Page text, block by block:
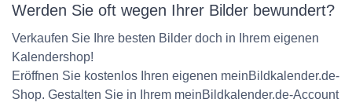
Werden Sie oft wegen Ihrer Bilder bewundert?
Verkaufen Sie Ihre besten Bilder doch in Ihrem eigenen
Kalendershop!
Eröffnen Sie kostenlos Ihren eigenen meinBildkalender.de-
Shop. Gestalten Sie in Ihrem meinBildkalender.de-Account